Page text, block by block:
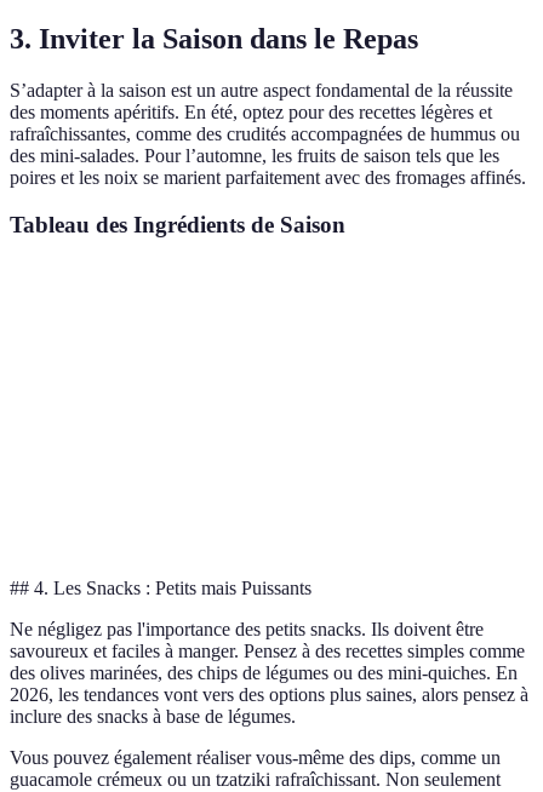
3. Inviter la Saison dans le Repas
S’adapter à la saison est un autre aspect fondamental de la réussite
des moments apéritifs. En été, optez pour des recettes légères et
rafraîchissantes, comme des crudités accompagnées de hummus ou
des mini-salades. Pour l’automne, les fruits de saison tels que les
poires et les noix se marient parfaitement avec des fromages affinés.
Tableau des Ingrédients de Saison
## 4. Les Snacks : Petits mais Puissants
Ne négligez pas l'importance des petits snacks. Ils doivent être
savoureux et faciles à manger. Pensez à des recettes simples comme
des olives marinées, des chips de légumes ou des mini-quiches. En
2026, les tendances vont vers des options plus saines, alors pensez à
inclure des snacks à base de légumes.
Vous pouvez également réaliser vous-même des dips, comme un
guacamole crémeux ou un tzatziki rafraîchissant. Non seulement